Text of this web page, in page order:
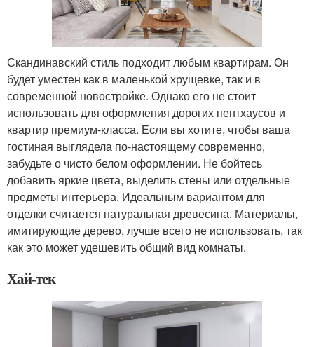
Скандинавский стиль подходит любым квартирам. Он
будет уместен как в маленькой хрущевке, так и в
современной новостройке. Однако его не стоит
использовать для оформления дорогих пентхаусов и
квартир премиум-класса. Если вы хотите, чтобы ваша
гостиная выглядела по-настоящему современно,
забудьте о чисто белом оформлении. Не бойтесь
добавить яркие цвета, выделить стены или отдельные
предметы интерьера. Идеальным вариантом для
отделки считается натуральная древесина. Материалы,
имитирующие дерево, лучше всего не использовать, так
как это может удешевить общий вид комнаты.
Хай-тек